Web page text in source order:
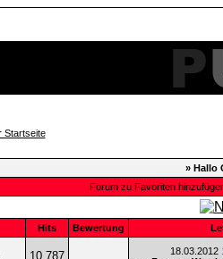
» Hallo
Forum zu Favoriten
Hits Bewertung
10.787 18.03.2012